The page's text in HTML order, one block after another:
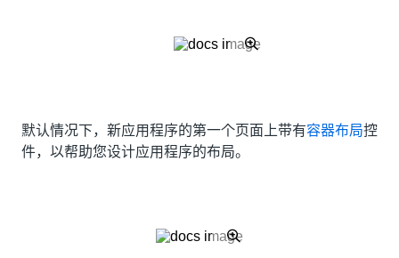
默认情况下，新应用程序的第一个页面上带有容器布局控
件，以帮助您设计应用程序的布局。